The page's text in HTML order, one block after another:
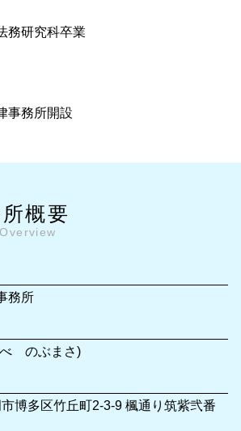
務研究科卒業
事務所開設
概要
務所
のぶまさ)
博多区竹丘町2-3-9 楓通り筑紫弐番